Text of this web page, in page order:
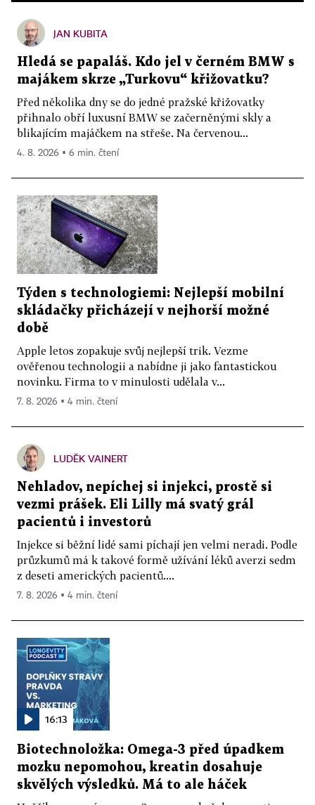
JAN KUBITA
Hledá se papaláš. Kdo jel v černém BMW s
majákem skrze „Turkovu“ křižovatku?
Před několika dny se do jedné pražské křižovatky
přihnalo obří luxusní BMW se začerněnými skly a
blikajícím majáčkem na střeše. Na červenou...
4. 8. 2026 ▪ 6 min. čtení
Týden s technologiemi: Nejlepší mobilní
skládačky přicházejí v nejhorší možné
době
Apple letos zopakuje svůj nejlepší trik. Vezme
ověřenou technologii a nabídne ji jako fantastickou
novinku. Firma to v minulosti udělala v...
7. 8. 2026 ▪ 4 min. čtení
LUDĚK VAINERT
Nehladov, nepíchej si injekci, prostě si
vezmi prášek. Eli Lilly má svatý grál
pacientů i investorů
Injekce si běžní lidé sami píchají jen velmi neradi. Podle
průzkumů má k takové formě užívání léků averzi sedm
z deseti amerických pacientů....
7. 8. 2026 ▪ 4 min. čtení
16:13
Biotechnoložka: Omega-3 před úpadkem
mozku nepomohou, kreatin dosahuje
skvělých výsledků. Má to ale háček